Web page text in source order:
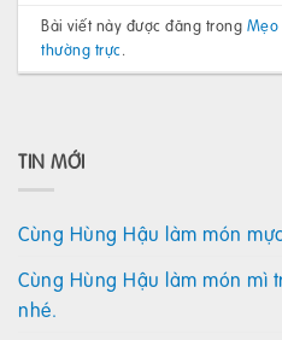
Bài viết này được đăng trong Mẹo
thường trực.
TIN MỚI
Cùng Hùng Hậu làm món
Cùng Hùng Hậu làm món mì
nhé.